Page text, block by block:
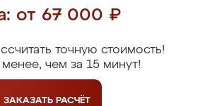
от 67 000 ₽
точную стоимость!
чем за 15 минут!
ЗАКАЗАТЬ РАСЧЁТ